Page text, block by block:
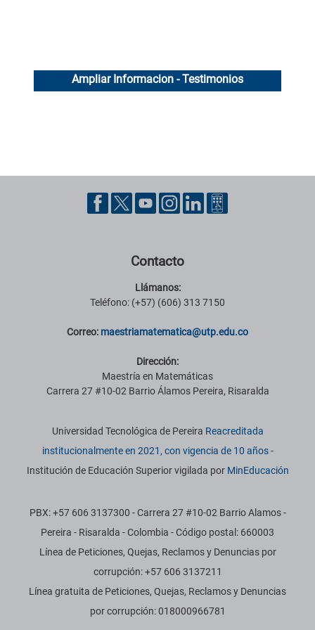
Ampliar Informacion - Testimonios
Pie de página con información de contacto, redes sociales y datos
Contacto
Llámanos:
Teléfono: (+57) (606) 313 7150
Correo: maestriamatematica@utp.edu.co
Dirección:
Maestría en Matemáticas
Carrera 27 #10-02 Barrio Álamos Pereira, Risaralda
Información institucional
Universidad Tecnológica de Pereira Reacreditada
institucionalmente en 2021, con vigencia de 10 años-
Institución de Educación Superior vigilada por MinEducación
PBX: +57 606 3137300 - Carrera 27 #10-02 Barrio Alamos -
Pereira - Risaralda - Colombia - Código postal: 660003
Línea de Peticiones, Quejas, Reclamos y Denuncias por
corrupción: +57 606 3137211
Línea gratuita de Peticiones, Quejas, Reclamos y Denuncias
por corrupción: 018000966781